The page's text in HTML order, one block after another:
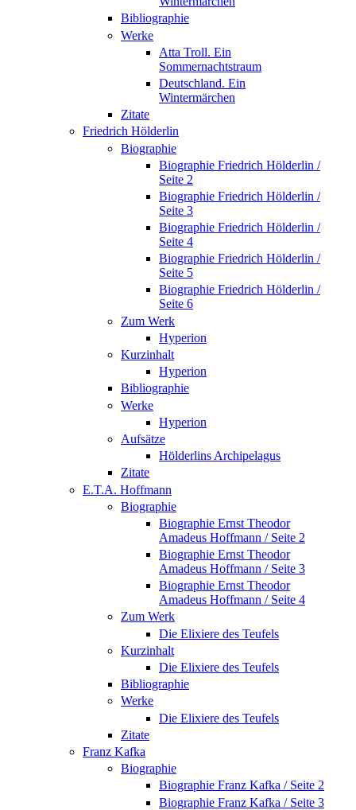
Bibliographie
Werke
Atta Troll. Ein
Sommernachtstraum
Deutschland. Ein
Wintermärchen
Zitate
Friedrich Hölderlin
Biographie
Biographie Friedrich Hölderlin /
Seite 2
Biographie Friedrich Hölderlin /
Seite 3
Biographie Friedrich Hölderlin /
Seite 4
Biographie Friedrich Hölderlin /
Seite 5
Biographie Friedrich Hölderlin /
Seite 6
Zum Werk
Hyperion
Kurzinhalt
Hyperion
Bibliographie
Werke
Hyperion
Aufsätze
Hölderlins Archipelagus
Zitate
E.T.A. Hoffmann
Biographie
Biographie Ernst Theodor
Amadeus Hoffmann / Seite 2
Biographie Ernst Theodor
Amadeus Hoffmann / Seite 3
Biographie Ernst Theodor
Amadeus Hoffmann / Seite 4
Zum Werk
Die Elixiere des Teufels
Kurzinhalt
Die Elixiere des Teufels
Bibliographie
Werke
Die Elixiere des Teufels
Zitate
Franz Kafka
Biographie
Biographie Franz Kafka / Seite 2
Biographie Franz Kafka / Seite 3